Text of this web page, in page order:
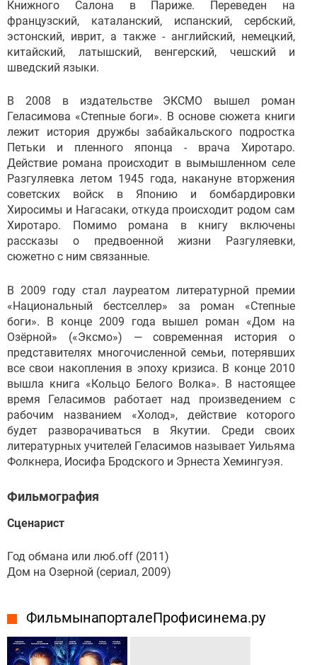
Книжного Салона в Париже. Переведен на
французский, каталанский, испанский, сербский,
эстонский, иврит, а также - английский, немецкий,
китайский, латышский, венгерский, чешский и
шведский языки.
В 2008 в издательстве ЭКСМО вышел роман
Геласимова «Степные боги». В основе сюжета книги
лежит история дружбы забайкальского подростка
Петьки и пленного японца - врача Хиротаро.
Действие романа происходит в вымышленном селе
Разгуляевка летом 1945 года, накануне вторжения
советских войск в Японию и бомбардировки
Хиросимы и Нагасаки, откуда происходит родом сам
Хиротаро. Помимо романа в книгу включены
рассказы о предвоенной жизни Разгуляевки,
сюжетно с ним связанные.
В 2009 году стал лауреатом литературной премии
«Национальный бестселлер» за роман «Степные
боги». В конце 2009 года вышел роман «Дом на
Озёрной» («Эксмо») — современная история о
представителях многочисленной семьи, потерявших
все свои накопления в эпоху кризиса. В конце 2010
вышла книга «Кольцо Белого Волка». В настоящее
время Геласимов работает над произведением с
рабочим названием «Холод», действие которого
будет разворачиваться в Якутии. Среди своих
литературных учителей Геласимов называет Уильяма
Фолкнера, Иосифа Бродского и Эрнеста Хемингуэя.
Фильмография
Сценарист
Год обмана или люб.off (2011)
Дом на Озерной (сериал, 2009)
Фильмы на портале Профисинема.ру